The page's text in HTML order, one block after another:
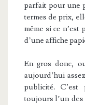
parfait pour une
termes de prix,
même si ce
d’une affiche
En gros donc,
aujourd’hui
publicité.
toujours l’un des